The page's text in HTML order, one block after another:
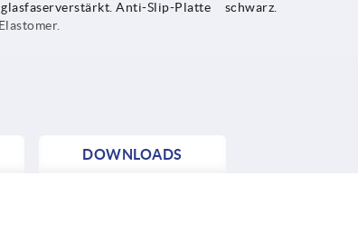
Anti-Slip-Platte
schwarz.
DOWNLOADS